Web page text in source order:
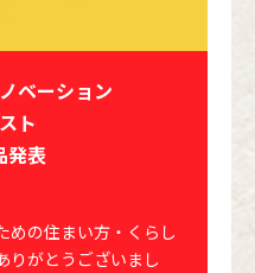
ベーション
ト
発表
めの住まい方・くらし
りがとうございまし